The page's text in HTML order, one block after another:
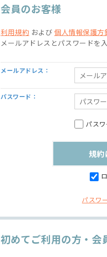
会員のお客様
利用規約 および個人情報保護方
メールアドレスとパスワードを
メールアドレス：
パスワード：
パス
パスワ
初めてご利用の方・会